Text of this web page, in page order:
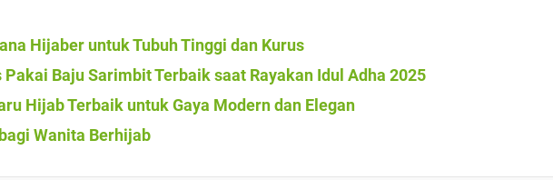
Hijaber untuk Tubuh Tinggi dan Kurus
Baju Sarimbit Terbaik saat Rayakan Idul Adha 2025
Hijab Terbaik untuk Gaya Modern dan Elegan
Wanita Berhijab